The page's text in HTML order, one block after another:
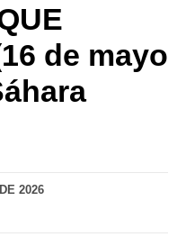
de mayo
2026